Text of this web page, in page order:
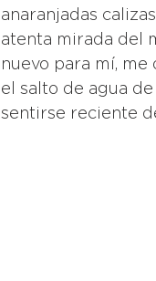
anaranjadas
atenta mirada del
nuevo para mí,
el salto de agua
sentirse reciente